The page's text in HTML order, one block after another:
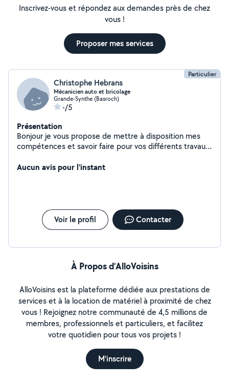
Inscrivez-vous et répondez aux demandes près de chez
vous !
Proposer mes services
Particulier
Christophe Hebrans
Mécanicien auto et bricolage
Grande-Synthe (Basroch)
-/5
Présentation
Bonjour je vous propose de mettre à disposition mes
compétences et savoir faire pour vos différents travaux
aussi travaux btp et tp Tapisserie peinture placo etc
Aucun avis pour l'instant
Voir le profil Contacter
À Propos d’AlloVoisins
AlloVoisins est la plateforme dédiée aux prestations de
services et à la location de matériel à proximité de chez
vous ! Rejoignez notre communauté de 4,5 millions de
membres, professionnels et particuliers, et facilitez
votre quotidien pour tous vos projets !
M'inscrire